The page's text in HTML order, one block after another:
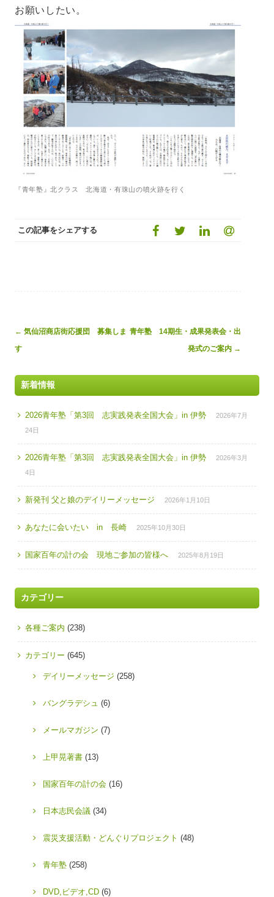
お願いしたい。
『青年塾』北クラス 北海道・有珠山の噴火跡を行く
この記事をシェアする
Post
navigation
← 気仙沼商店街応援団 募集しま
す
青年塾 14期生・成果発表会・出
発式のご案内 →
新着情報
2026青年塾「第3回 志実践発表全国大会」in 伊勢
2026年7月
24日
2026青年塾「第3回 志実践発表全国大会」in 伊勢
2026年3月
4日
新発刊 父と娘のデイリーメッセージ 2026年1月10日
あなたに会いたい in 長崎 2025年10月30日
国家百年の計の会 現地ご参加の皆様へ 2025年8月19日
カテゴリー
各種ご案内 (238)
カテゴリー (645)
デイリーメッセージ (258)
バングラデシュ (6)
メールマガジン (7)
上甲晃著書 (13)
国家百年の計の会 (16)
日本志民会議 (34)
震災支援活動・どんぐりプロジェクト (48)
青年塾 (258)
DVD,ビデオ,CD (6)